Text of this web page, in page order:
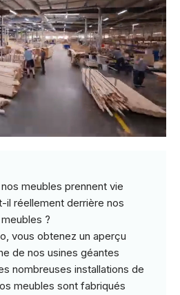
meubles prennent vie
il réellement derrière nos
meubles ?
vous obtenez un aperçu
de nos usines géantes
nombreuses installations de
meubles sont fabriqués